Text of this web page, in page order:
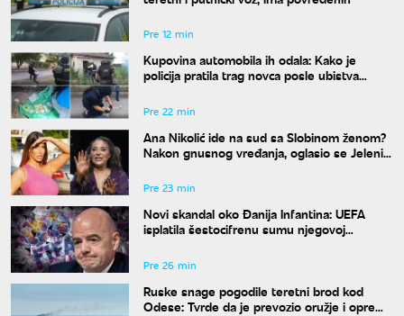
Pre 12 min
Kupovina automobila ih odala: Kako je
policija pratila trag novca posle ubistva
Pre 22 min
Ana Nikolić ide na sud sa Slobinom ženom?
Nakon gnusnog vređanja, oglasio se Jelenin
Pre 23 min
Novi skandal oko Đanija Infantina: UEFA
isplatila šestocifrenu sumu njegovoj
Pre 26 min
Ruske snage pogodile teretni brod kod
Odese: Tvrde da je prevozio oružje i opremu